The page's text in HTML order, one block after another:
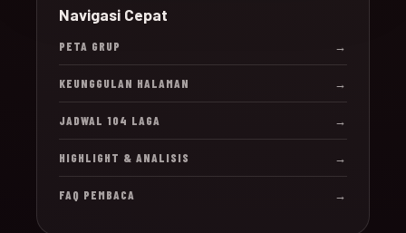
Navigasi Cepat
PETA GRUP →
KEUNGGULAN HALAMAN →
JADWAL 104 LAGA →
HIGHLIGHT & ANALISIS →
FAQ PEMBACA →